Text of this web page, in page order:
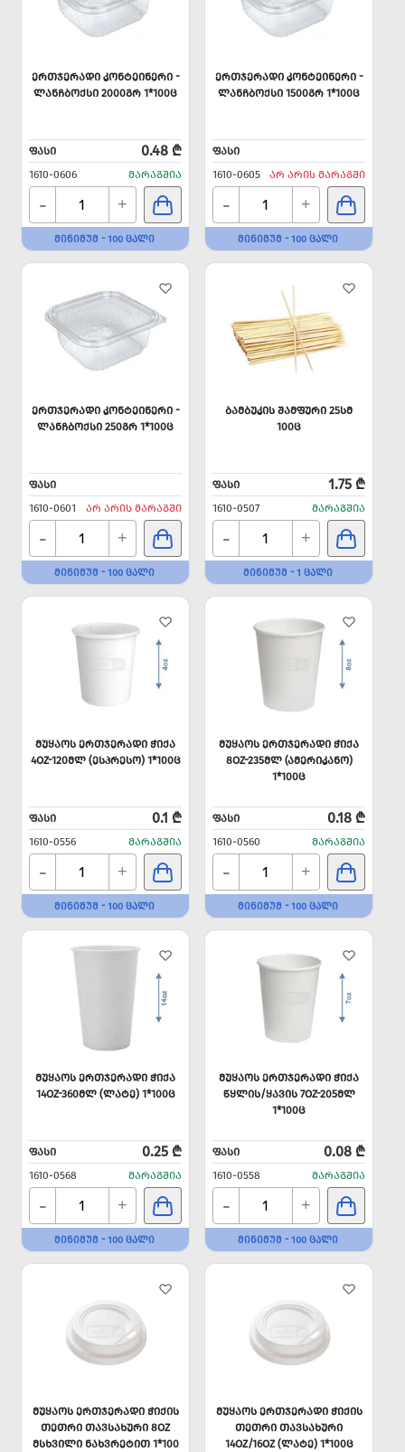
ᲔᲠᲗᲯᲔᲠᲐᲓᲘ ᲙᲝᲜᲢᲔᲘᲜᲔᲠᲘ -
ᲚᲐᲜᲩᲑᲝᲥᲡᲘ 2000ᲒᲠ 1*100Ც
ᲤᲐᲡᲘ 0.48 ₾
1610-0606 ᲛᲐᲠᲐᲒᲨᲘᲐ
- +
ᲛᲘᲜᲘᲛᲣᲛ - 100 ᲪᲐᲚᲘ
ᲔᲠᲗᲯᲔᲠᲐᲓᲘ ᲙᲝᲜᲢᲔᲘᲜᲔᲠᲘ -
ᲚᲐᲜᲩᲑᲝᲥᲡᲘ 1500ᲒᲠ 1*100Ც
ᲤᲐᲡᲘ
1610-0605
ᲐᲠ ᲐᲠᲘᲡ ᲛᲐᲠᲐᲒᲨᲘ
- +
ᲛᲘᲜᲘᲛᲣᲛ - 100 ᲪᲐᲚᲘ
ᲔᲠᲗᲯᲔᲠᲐᲓᲘ ᲙᲝᲜᲢᲔᲘᲜᲔᲠᲘ -
ᲚᲐᲜᲩᲑᲝᲥᲡᲘ 250ᲒᲠ 1*100Ც
ᲤᲐᲡᲘ
1610-0601
ᲐᲠ ᲐᲠᲘᲡ ᲛᲐᲠᲐᲒᲨᲘ
- +
ᲛᲘᲜᲘᲛᲣᲛ - 100 ᲪᲐᲚᲘ
ᲑᲐᲛᲑᲣᲙᲘᲡ ᲨᲐᲛᲤᲣᲠᲘ 25ᲡᲛ
100Ც
ᲤᲐᲡᲘ 1.75 ₾
1610-0507 ᲛᲐᲠᲐᲒᲨᲘᲐ
- +
ᲛᲘᲜᲘᲛᲣᲛ - 1 ᲪᲐᲚᲘ
ᲛᲣᲧᲐᲝᲡ ᲔᲠᲗᲯᲔᲠᲐᲓᲘ ᲭᲘᲥᲐ
4OZ-120ᲛᲚ (ᲔᲡᲞᲠᲔᲡᲝ) 1*100Ც
ᲤᲐᲡᲘ 0.1 ₾
1610-0556 ᲛᲐᲠᲐᲒᲨᲘᲐ
- +
ᲛᲘᲜᲘᲛᲣᲛ - 100 ᲪᲐᲚᲘ
ᲛᲣᲧᲐᲝᲡ ᲔᲠᲗᲯᲔᲠᲐᲓᲘ ᲭᲘᲥᲐ
8OZ-235ᲛᲚ (ᲐᲛᲔᲠᲘᲙᲐᲜᲝ)
1*100Ც
ᲤᲐᲡᲘ 0.18 ₾
1610-0560 ᲛᲐᲠᲐᲒᲨᲘᲐ
- +
ᲛᲘᲜᲘᲛᲣᲛ - 100 ᲪᲐᲚᲘ
ᲛᲣᲧᲐᲝᲡ ᲔᲠᲗᲯᲔᲠᲐᲓᲘ ᲭᲘᲥᲐ
14OZ-360ᲛᲚ (ᲚᲐᲢᲔ) 1*100Ც
ᲤᲐᲡᲘ 0.25 ₾
1610-0568 ᲛᲐᲠᲐᲒᲨᲘᲐ
- +
ᲛᲘᲜᲘᲛᲣᲛ - 100 ᲪᲐᲚᲘ
ᲛᲣᲧᲐᲝᲡ ᲔᲠᲗᲯᲔᲠᲐᲓᲘ ᲭᲘᲥᲐ
ᲬᲧᲚᲘᲡ/ᲧᲐᲕᲘᲡ 7OZ-205ᲛᲚ
1*100Ც
ᲤᲐᲡᲘ 0.08 ₾
1610-0558 ᲛᲐᲠᲐᲒᲨᲘᲐ
- +
ᲛᲘᲜᲘᲛᲣᲛ - 100 ᲪᲐᲚᲘ
ᲛᲣᲧᲐᲝᲡ ᲔᲠᲗᲯᲔᲠᲐᲓᲘ ᲭᲘᲥᲘᲡ
ᲗᲔᲗᲠᲘ ᲗᲐᲕᲡᲐᲮᲣᲠᲘ 8OZ
ᲛᲡᲮᲕᲘᲚᲘ ᲜᲐᲮᲕᲠᲔᲢᲘᲗ 1*100
ᲛᲣᲧᲐᲝᲡ ᲔᲠᲗᲯᲔᲠᲐᲓᲘ ᲭᲘᲥᲘᲡ
ᲗᲔᲗᲠᲘ ᲗᲐᲕᲡᲐᲮᲣᲠᲘ
14OZ/16OZ (ᲚᲐᲢᲔ) 1*100Ც